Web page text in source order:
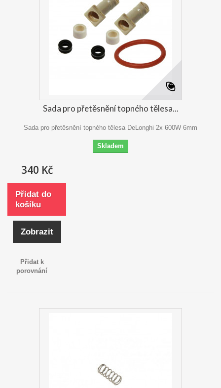
Sada pro přetěsnění topného tělesa...
Sada pro přetěsnění topného tělesa DeLonghi 2x 600W 6mm
Skladem
340 Kč
Přidat do
košíku
Zobrazit
Přidat k
porovnání